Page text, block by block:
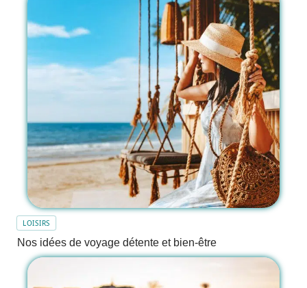
LOISIRS
Nos idées de voyage détente et bien-être